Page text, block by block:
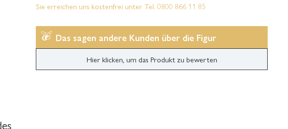
Sie erreichen uns kostenfrei unter Tel. 0800 866 11 85
Das sagen andere Kunden über die Figur
Hier klicken, um das Produkt zu bewerten